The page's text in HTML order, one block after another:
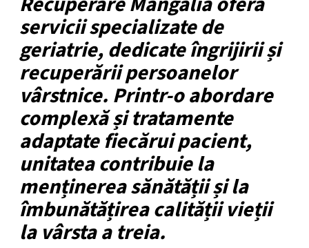
servicii specializate de
geriatrie, dedicate îngrijirii și
recuperării persoanelor
vârstnice. Printr-o abordare
complexă și tratamente
adaptate fiecărui pacient,
unitatea contribuie la
menținerea sănătății și la
îmbunătățirea calității vieții
la vârsta a treia.